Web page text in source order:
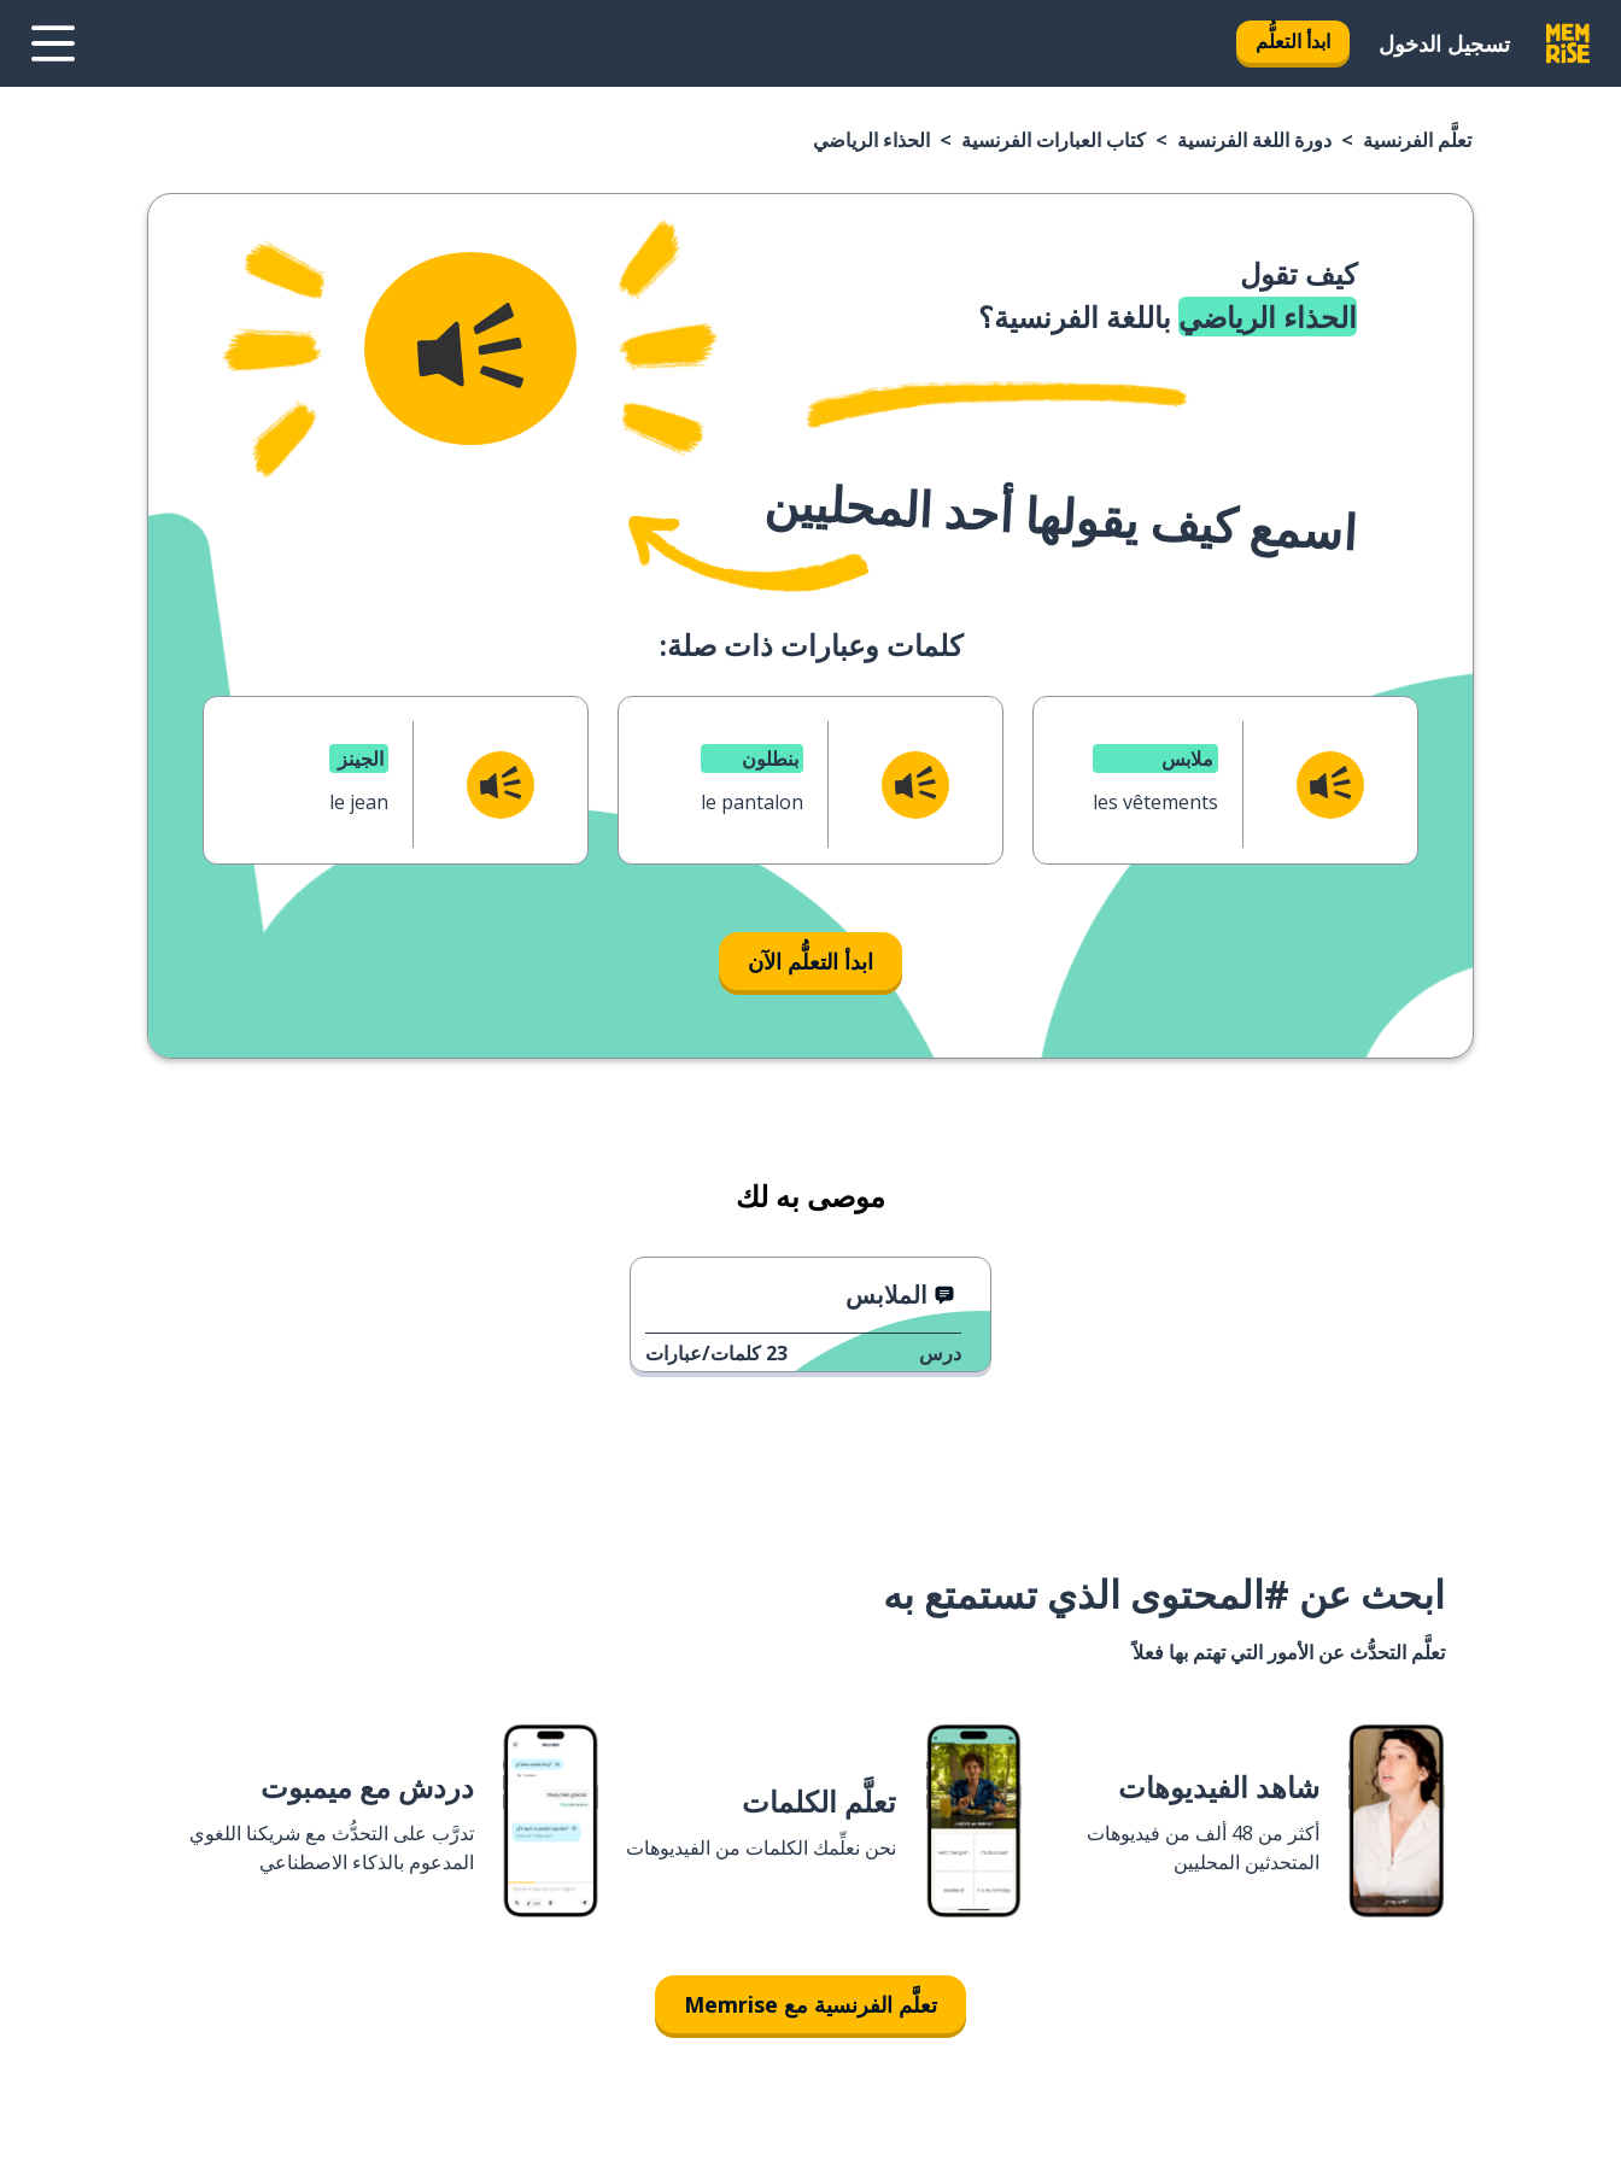
تسجيل الدخول ابدأ التعلُّم
تعلَّم الفرنسية دورة اللغة الفرنسية كتاب العبارات الفرنسية الحذاء الرياضي
كيف تقول
الحذاء الرياضي باللغة الفرنسية؟
اسمع كيف يقولها أحد المحليين
كلمات وعبارات ذات صلة:
ملابس
les vêtements
بنطلون
le pantalon
الجينز
le jean
ابدأ التعلُّم الآن
موصى به لك
الملابس
درس 23 كلمات/عبارات
ابحث عن #المحتوى الذي تستمتع به
تعلَّم التحدُّث عن الأمور التي تهتم بها فعلاً
شاهد الفيديوهات
أكثر من 48 ألف من فيديوهات
المتحدثين المحليين
تعلَّم الكلمات
نحن نعلِّمك الكلمات من الفيديوهات
دردش مع ميمبوت
تدرَّب على التحدُّث مع شريكنا اللغوي
المدعوم بالذكاء الاصطناعي
تعلَّم الفرنسية مع Memrise